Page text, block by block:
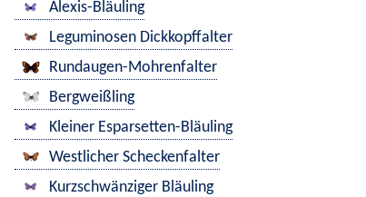
Alexis-Bläuling
Leguminosen Dickkopffalter
Rundaugen-Mohrenfalter
Bergweißling
Kleiner Esparsetten-Bläuling
Westlicher Scheckenfalter
Kurzschwänziger Bläuling